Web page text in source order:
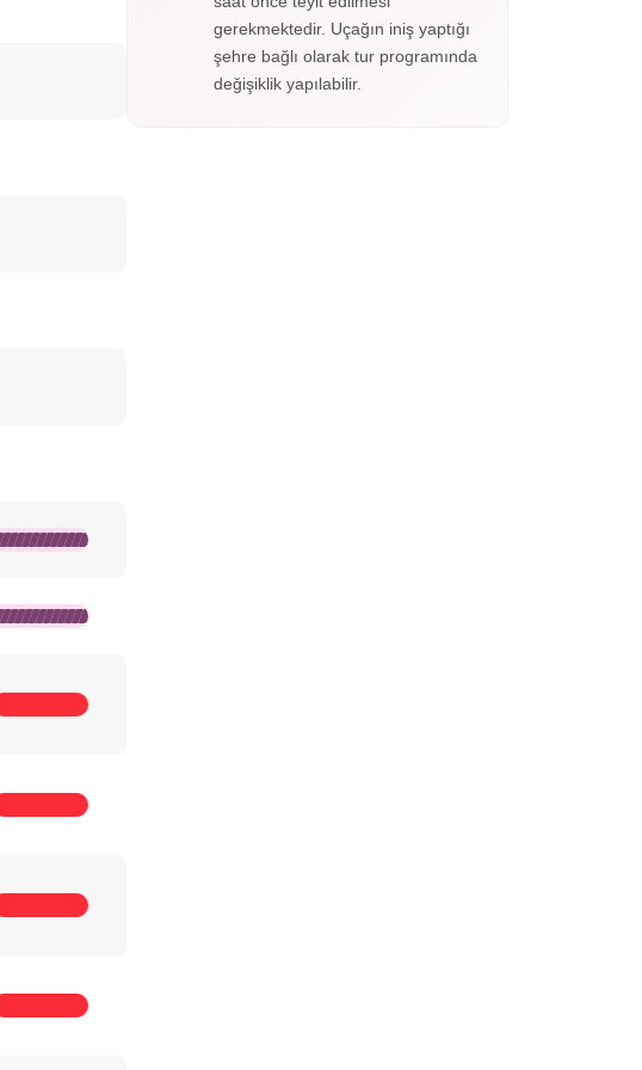
gerekmektedir. Uçağın iniş yaptığı
şehre bağlı olarak tur programında
değişiklik yapılabilir.